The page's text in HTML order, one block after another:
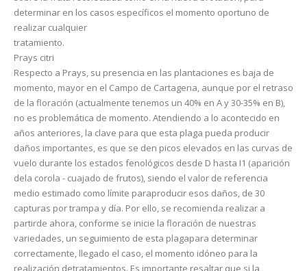
determinar en los casos específicos el momento oportuno de
realizar cualquier
tratamiento.
Prays citri
Respecto a Prays, su presencia en las plantaciones es baja de
momento, mayor en el Campo de Cartagena, aunque por el retraso
de la floración (actualmente tenemos un 40% en A y 30-35% en B),
no es problemática de momento. Atendiendo a lo acontecido en
años anteriores, la clave para que esta plaga pueda producir
daños importantes, es que se den picos elevados en las curvas de
vuelo durante los estados fenológicos desde D hasta I1 (aparición
dela corola - cuajado de frutos), siendo el valor de referencia
medio estimado como límite paraproducir esos daños, de 30
capturas por trampa y día. Por ello, se recomienda realizar a
partirde ahora, conforme se inicie la floración de nuestras
variedades, un seguimiento de esta plagapara determinar
correctamente, llegado el caso, el momento idóneo para la
realización detratamientos. Es importante resaltar que si la